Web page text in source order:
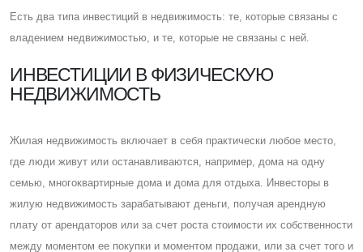
Eсть два типа инвестиций в недвижимость: те, которые связаны с
владением недвижимостью, и те, которые не связаны с ней.
ИНВЕСТИЦИИ В ФИЗИЧЕСКУЮ
НЕДВИЖИМОСТЬ
Жилая недвижимость включает в себя практически любое место,
где люди живут или останавливаются, например, дома на одну
семью, многоквартирные дома и дома для отдыха. Инвесторы в
жилую недвижимость зарабатывают деньги, получая арендную
плату от арендаторов или за счет роста стоимости их собственности
между моментом ее покупки и моментом продажи, или за счет того и